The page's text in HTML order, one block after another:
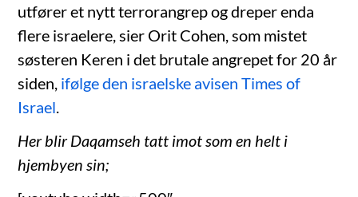
utfører et nytt terrorangrep og dreper enda
flere israelere, sier Orit Cohen, som mistet
søsteren Keren i det brutale angrepet for 20 år
siden, ifølge den israelske avisen Times of
Israel.
Her blir Daqamseh tatt imot som en helt i
hjembyen sin;